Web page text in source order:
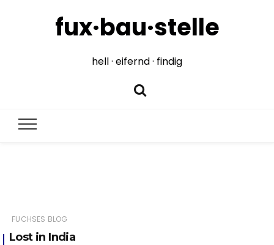
fux·bau·stelle
hell · eifernd · findig
FUCHSES BLOG
Lost in India